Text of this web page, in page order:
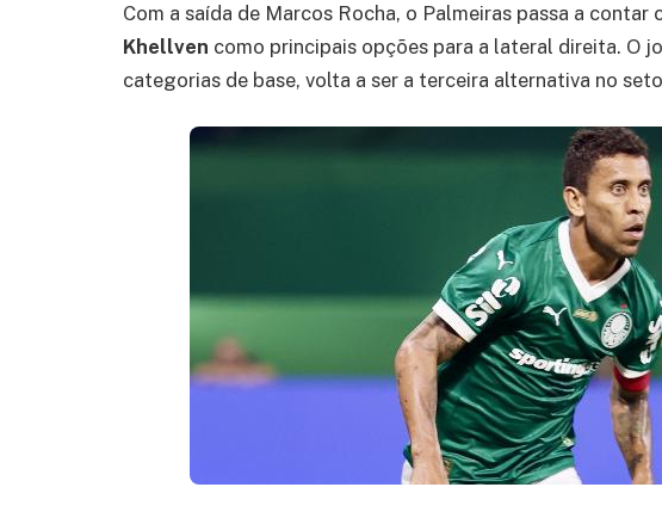
Com a saída de Marcos Rocha, o Palmeiras passa a contar
Khellven como principais opções para a lateral direita. O
categorias de base, volta a ser a terceira alternativa no